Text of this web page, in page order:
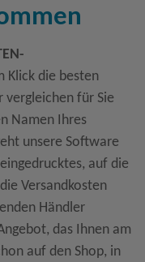
Klick die besten
vergleichen für Sie
Namen Ihres
unsere Software
auf die
Versandkosten
Händler
das Ihnen am
auf den Shop, in